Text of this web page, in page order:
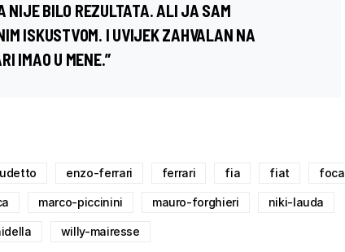
NIJE BILO REZULTATA. ALI JA SAM
ISKUSTVOM. I UVIJEK ZAHVALAN NA
IMAO U MENE.”
enzo-ferrari ferrari fia fiat foca
marco-piccinini mauro-forghieri niki-lauda
willy-mairesse